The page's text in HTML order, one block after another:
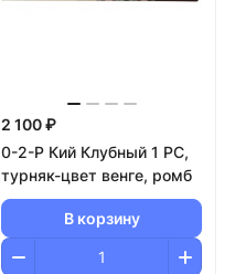
2 100 ₽
0-2-Р Кий Клубный 1 РС,
турняк-цвет венге, ромб
В корзину